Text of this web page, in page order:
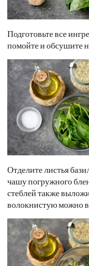
Подготовьте все
помойте и обсушите
Отделите листья
чашу погружного
стеблей также
волокнистую можно